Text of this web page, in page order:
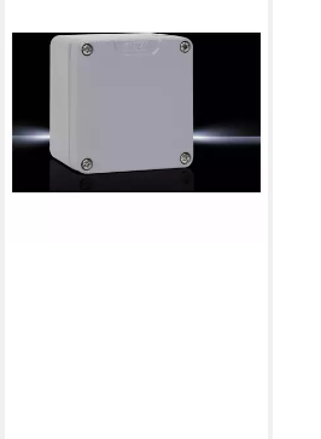
Montagedose Aluminiumguss-
Gehäuse GA - IP66 9104.210